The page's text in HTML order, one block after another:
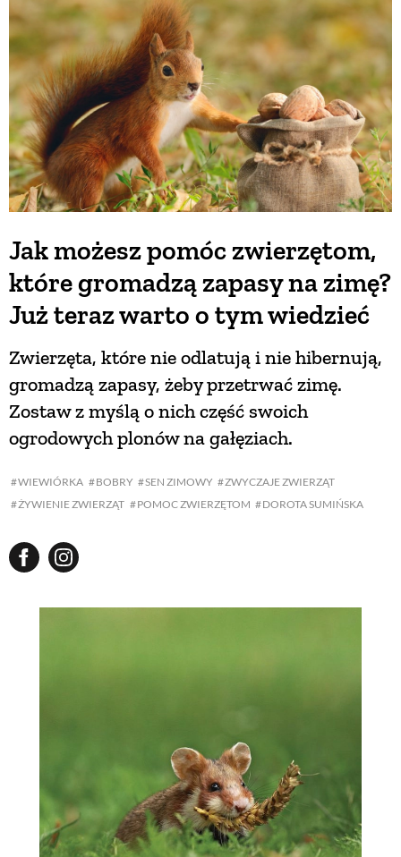
Jak możesz pomóc zwierzętom,
które gromadzą zapasy na zimę?
Już teraz warto o tym wiedzieć
WIEWIÓRKA BOBRY SEN ZIMOWY
ZWYCZAJE ZWIERZĄT
ŻYWIENIE ZWIERZĄT
POMOC ZWIERZĘTOM DOROTA SUMIŃSKA
Zwierzęta, które nie odlatują i nie hibernują,
gromadzą zapasy, żeby przetrwać zimę.
Zostaw z myślą o nich część swoich
ogrodowych plonów na gałęziach.
BUDUJEMY DOM
OGRÓD
WARZYWA I OWOCE
PORADY
PROJEKTOWANIE OGRODU
NATURALNIE
URODA
PRZYRODA
ZWIERZĘTA DOMOWE
ZWIERZĘTA W NATURZE